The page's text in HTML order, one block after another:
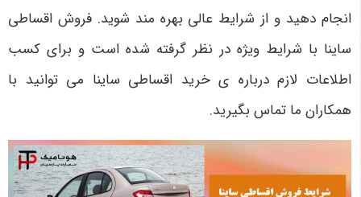
انجام دهید و از شرایط عالی بهره مند شوید. فروش اقساطی
ساینا با شرایط ویژه در نظر گرفته شده است و برای کسب
اطلاعات لازم درباره ی خرید اقساطی ساینا می توانید با
همکاران ما تماس بگیرید.